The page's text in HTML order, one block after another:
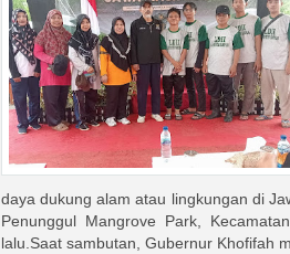
daya dukung alam atau lingkungan di
Penunggul Mangrove Park,
lalu.Saat sambutan, Gubernur Khofifah